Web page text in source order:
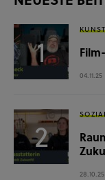
04.11.25
28.10.25